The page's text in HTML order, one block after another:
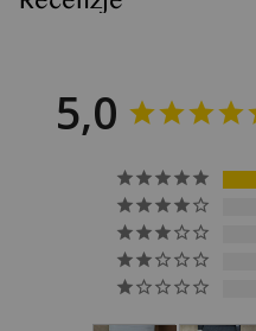
masy ciała użytkownika oraz
5,0